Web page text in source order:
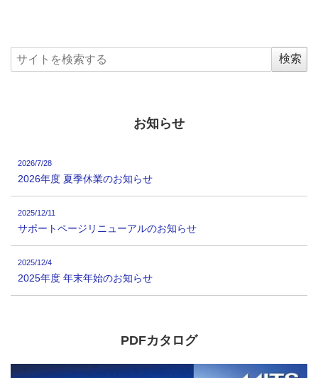
お知らせ
2026/7/28
2026年度 夏季休業のお知らせ
2025/12/11
サポートページリニューアルのお知らせ
2025/12/4
2025年度 年末年始のお知らせ
PDFカタログ